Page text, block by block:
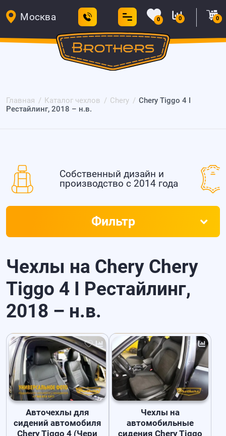
Москва 0 0 0
Главная Каталог чехлов Chery
Chery Tiggo 4 I
Рестайлинг, 2018 – н.в.
Собственный дизайн и
производство с 2014 года
Чехлы на Chery Chery
Tiggo 4 I Рестайлинг,
2018 – н.в.
Авточехлы для
сидений автомобиля
Chery Tiggo 4 (Чери
Чехлы на
автомобильные
сидения Chery Tiggo
Фильтр